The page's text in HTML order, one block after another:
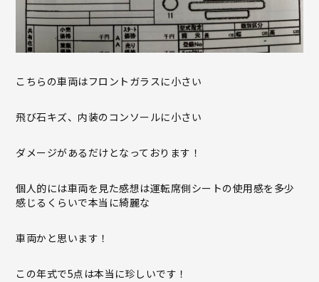
こちらの車両はフロントガラスに小さい
飛び石キズ、内装のコンソールに小さい
ダメージがあるだけとなっております！
個人的には車両を見た感想は運転席側シートの使用感を多少
感じるくらいで本当に綺麗な
車両かと思います！
この年式で5点は本当に珍しいです！